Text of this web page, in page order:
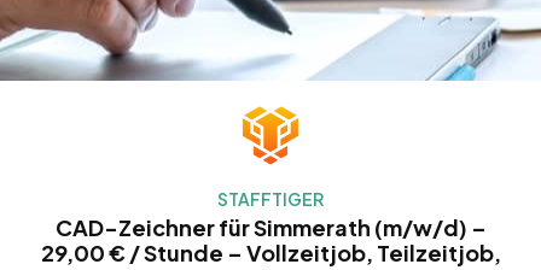
STAFFTIGER
CAD-Zeichner für Simmerath (m/w/d) –
29,00 € / Stunde – Vollzeitjob, Teilzeitjob,